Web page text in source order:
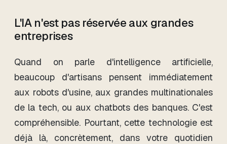
L'IA n'est pas réservée aux grandes
entreprises
Quand on parle d'intelligence artificielle,
beaucoup d'artisans pensent immédiatement
aux robots d'usine, aux grandes multinationales
de la tech, ou aux chatbots des banques. C'est
compréhensible. Pourtant, cette technologie est
déjà là, concrètement, dans votre quotidien